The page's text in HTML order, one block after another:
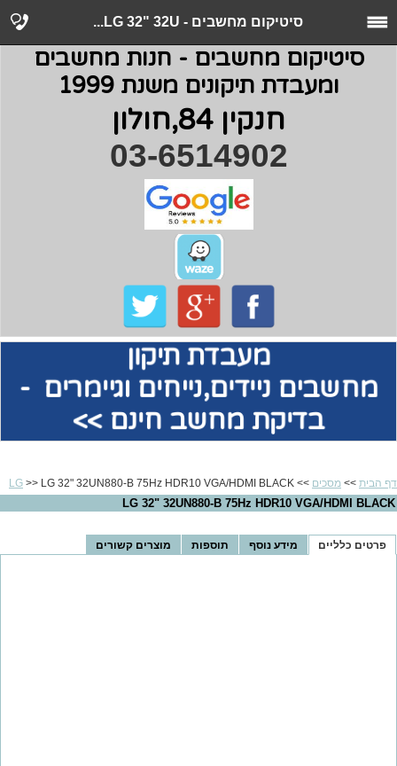
סיטיקום מחשבים - LG 32" 32U...
סיטיקום מחשבים - חנות מחשבים
ומעבדת תיקונים משנת 1999
חנקין 84,חולון
03-6514902
מעבדת תיקון
מחשביםניידים,נייחים וגיימרים -
בדיקת מחשב חינם >>
דף הבית >> מסכים >>
LG >> LG 32" 32UN880-B 75Hz HDR10 VGA/HDMI BLACK
LG 32" 32UN880-B 75Hz HDR10 VGA/HDMI BLACK
פרטים כלליים מידע נוסף תוספות מוצרים קשורים